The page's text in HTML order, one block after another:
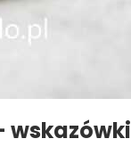
wskazówki